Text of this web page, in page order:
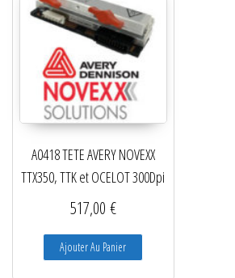
A0418 TETE AVERY NOVEXX
TTX350, TTK et OCELOT 300Dpi
517,00 €
Ajouter Au Panier